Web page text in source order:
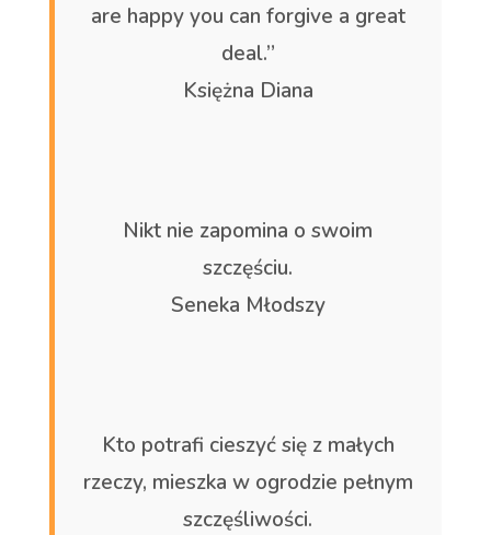
are happy you can forgive a great
deal.”
Księżna Diana
Nikt nie zapomina o swoim
szczęściu.
Seneka Młodszy
Kto potrafi cieszyć się z małych
rzeczy, mieszka w ogrodzie pełnym
szczęśliwości.